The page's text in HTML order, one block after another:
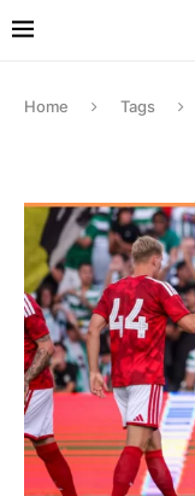
Home Tags